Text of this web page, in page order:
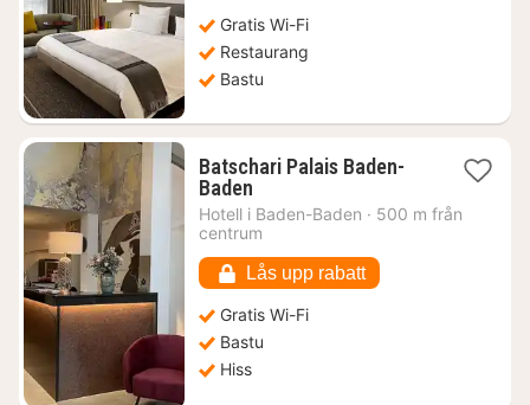
Gratis Wi-Fi
Restaurang
Bastu
Batschari Palais Baden-
Baden1
natt
från
kr.
Hotell i Baden-Baden · 500 m från
centrum
Lås upp rabatt
Gratis Wi-Fi
Bastu
Hiss